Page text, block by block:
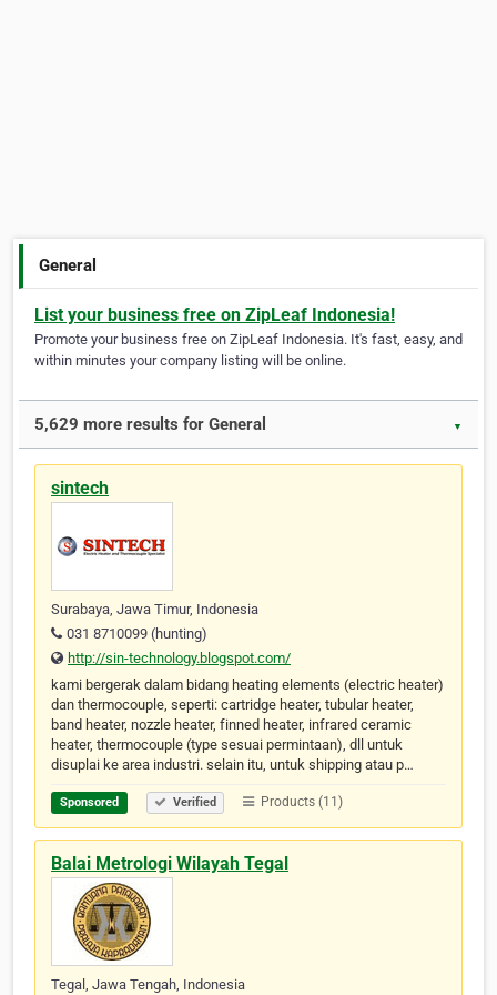
General
List your business free on ZipLeaf Indonesia!
Promote your business free on ZipLeaf Indonesia. It's fast, easy, and
within minutes your company listing will be online.
5,629 more results for General ▼
sintech
Surabaya, Jawa Timur, Indonesia
031 8710099 (hunting)
http://sin-technology.blogspot.com/
kami bergerak dalam bidang heating elements (electric heater)
dan thermocouple, seperti: cartridge heater, tubular heater,
band heater, nozzle heater, finned heater, infrared ceramic
heater, thermocouple (type sesuai permintaan), dll untuk
disuplai ke area industri. selain itu, untuk shipping atau p…
Sponsored Verified Products (11)
Balai Metrologi Wilayah Tegal
Tegal, Jawa Tengah, Indonesia